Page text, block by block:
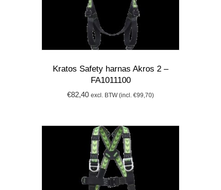
Kratos Safety harnas Akros 2 –
FA1011100
€82,40 excl. BTW (incl. €99,70)